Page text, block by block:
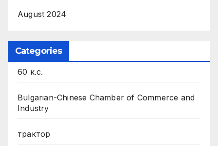
August 2024
Categories
60 к.с.
Bulgarian-Chinese Chamber of Commerce and
Industry
трактор